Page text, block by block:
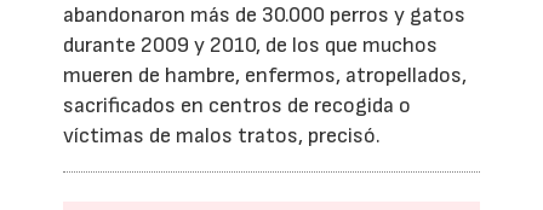
abandonaron más de 30.000 perros y gatos
durante 2009 y 2010, de los que muchos
mueren de hambre, enfermos, atropellados,
sacrificados en centros de recogida o
víctimas de malos tratos, precisó.